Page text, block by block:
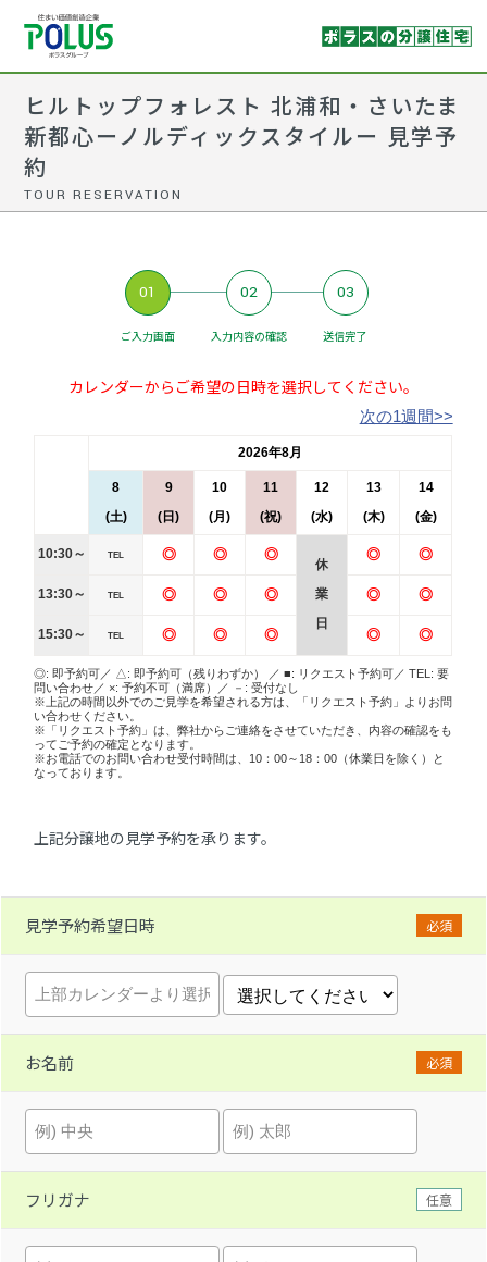
ヒルトップフォレスト 北浦和・さいたま
新都心ーノルディックスタイルー 見学予
約
TOUR RESERVATION
01
ご入力画面
02
入力内容の確認
03
送信完了
カレンダーからご希望の日時を選択してください。
次の1週間>>
2026年8月
8
(土)
9
(日)
10
(月)
11
(祝)
12
(水)
13
(木)
14
(金)
10:30～ TEL ◎ ◎ ◎
休
業
日
◎ ◎
13:30～ TEL ◎ ◎ ◎ ◎ ◎
15:30～ TEL ◎ ◎ ◎ ◎ ◎
◎: 即予約可／ △: 即予約可（残りわずか） ／ ■: リクエスト予約可／ TEL: 要
問い合わせ／ ×: 予約不可（満席）／ －: 受付なし
※上記の時間以外でのご見学を希望される方は、「リクエスト予約」よりお問
い合わせください。
※「リクエスト予約」は、弊社からご連絡をさせていただき、内容の確認をも
ってご予約の確定となります。
※お電話でのお問い合わせ受付時間は、10：00～18：00（休業日を除く）と
なっております。
上記分譲地の見学予約を承ります。
見学予約希望日時 必須
お名前 必須
フリガナ 任意